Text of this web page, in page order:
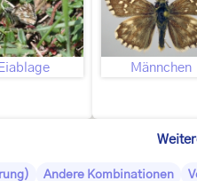
Eiablage Männchen
Andere Kombinationen